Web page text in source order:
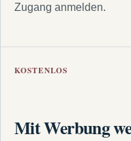
Zugang anmelden.
KOSTENLOS
Mit Werbung